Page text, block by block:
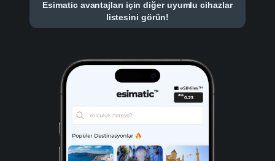
Esimatic avantajları için diğer uyumlu cihazlar
listesini görün!